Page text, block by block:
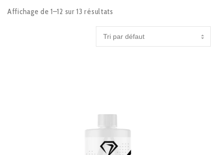
Affichage de 1–12 sur 13 résultats